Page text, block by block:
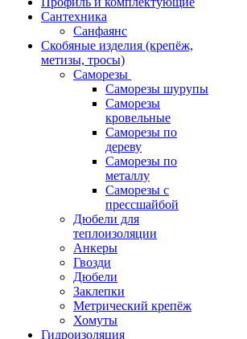
Сантехника
Санфаянс
Скобяные изделия (крепёж,
метизы, тросы)
Саморезы
Саморезы шурупы
Саморезы
кровельные
Саморезы по
дереву
Саморезы по
металлу
Саморезы с
прессшайбой
Дюбели для
теплоизоляции
Анкеры
Гвозди
Дюбели
Заклепки
Метрический крепёж
Хомуты
Гидроизоляция